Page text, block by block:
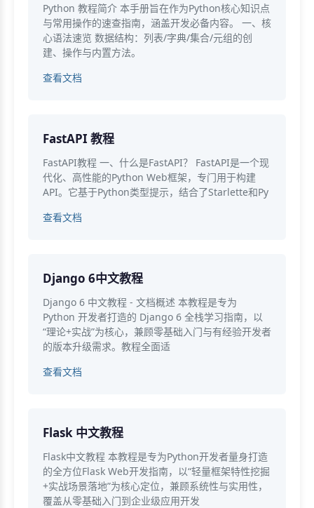
Python 教程简介 本手册旨在作为Python核心知识点
与常用操作的速查指南，涵盖开发必备内容。 一、核
心语法速览 数据结构：列表/字典/集合/元组的创
建、操作与内置方法。
查看文档
FastAPI 教程
FastAPI教程 一、什么是FastAPI？ FastAPI是一个现
代化、高性能的Python Web框架，专门用于构建
API。它基于Python类型提示，结合了Starlette和Py
查看文档
Django 6中文教程
Django 6 中文教程 - 文档概述 本教程是专为
Python 开发者打造的 Django 6 全栈学习指南，以
“理论+实战”为核心，兼顾零基础入门与有经验开发者
的版本升级需求。教程全面适
查看文档
Flask 中文教程
Flask中文教程 本教程是专为Python开发者量身打造
的全方位Flask Web开发指南，以“轻量框架特性挖掘
+实战场景落地”为核心定位，兼顾系统性与实用性，
覆盖从零基础入门到企业级应用开发